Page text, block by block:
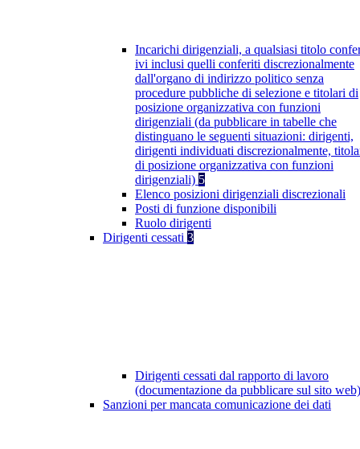
Incarichi dirigenziali, a qualsiasi titolo
ivi inclusi quelli conferiti discrezionalmente
dall'organo di indirizzo politico senza
procedure pubbliche di selezione e titolari di
posizione organizzativa con funzioni
dirigenziali (da pubblicare in tabelle che
distinguano le seguenti situazioni: dirigenti,
dirigenti individuati discrezionalmente,
di posizione organizzativa con funzioni
dirigenziali) 5
Elenco posizioni dirigenziali discrezionali
Posti di funzione disponibili
Ruolo dirigenti
Dirigenti cessati 3
Dirigenti cessati dal rapporto di lavoro
(documentazione da pubblicare sul sito
Sanzioni per mancata comunicazione dei dati